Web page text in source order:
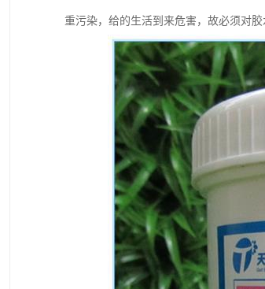
重污染，给的生活到来危害，故必须对